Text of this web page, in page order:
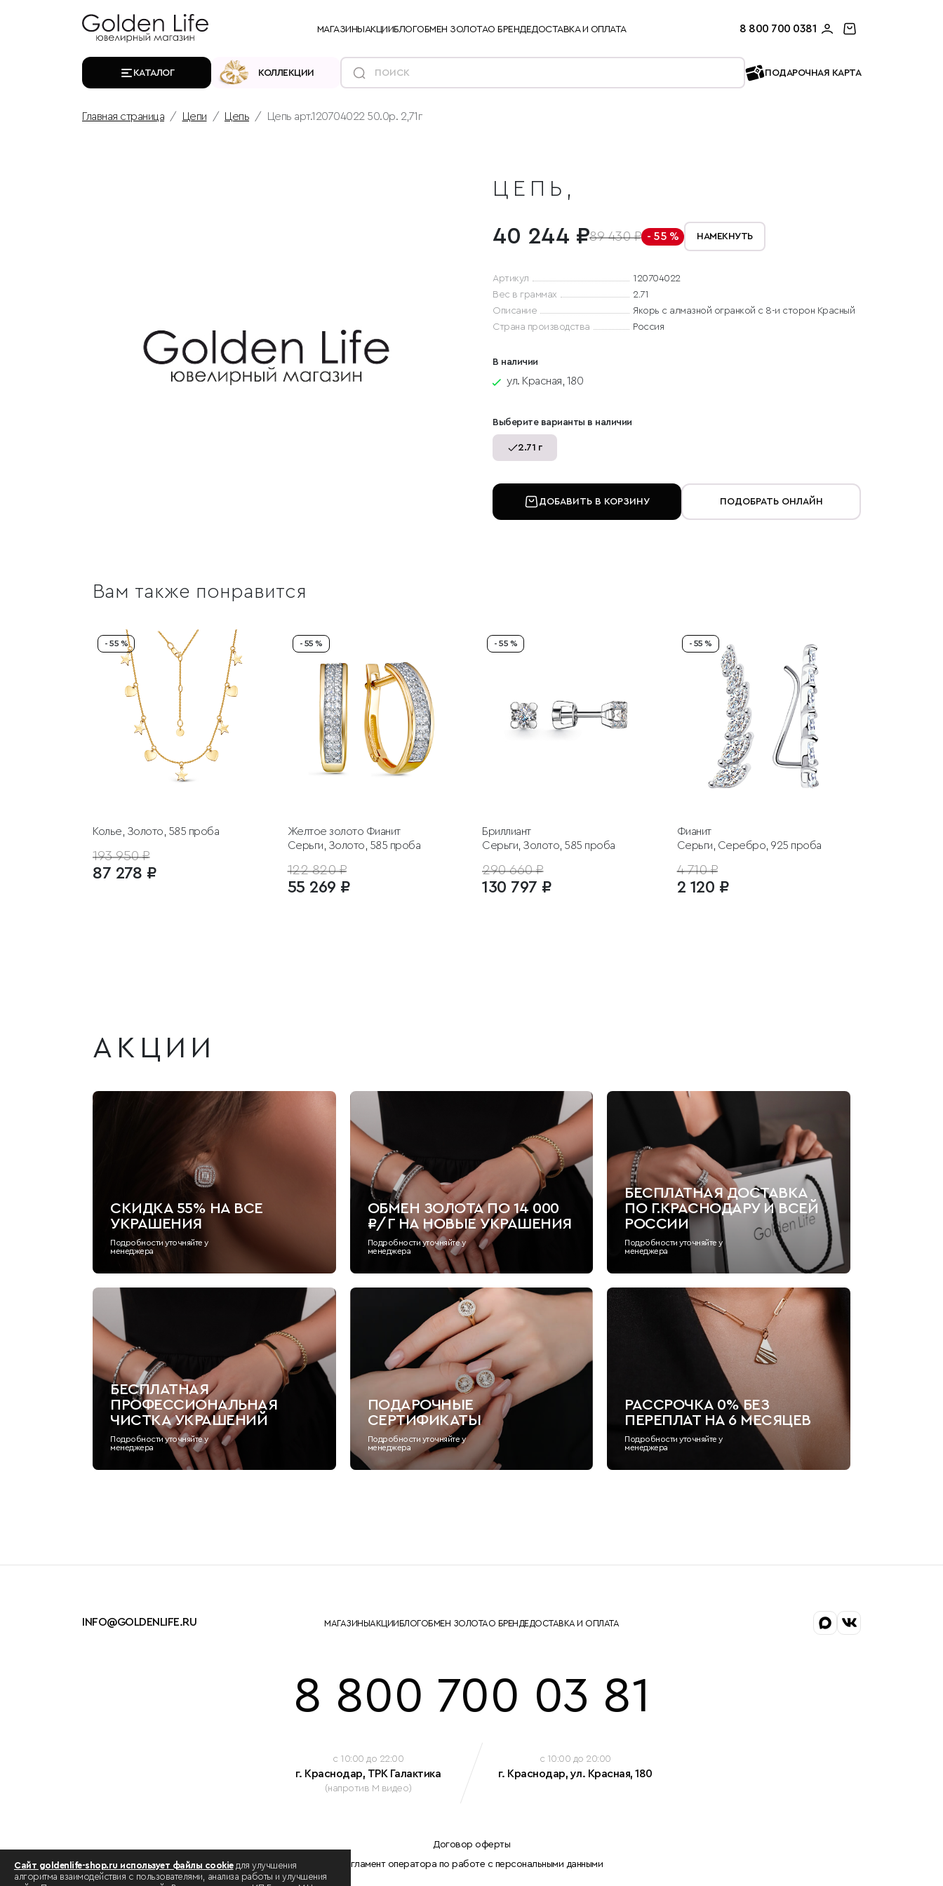
МАГАЗИНЫАКЦИИБЛОГОБМЕН ЗОЛОТАО БРЕНДЕДОСТАВКА И ОПЛАТА 8 800 700 0381
КАТАЛОГ КОЛЛЕКЦИИ ПОДАРОЧНАЯ КАРТА
Главная страница Цепи Цепь Цепь арт.120704022 50.0р. 2,71г
ЦЕПЬ,
40 244 ₽89 430 ₽ - 55 % НАМЕКНУТЬ
Артикул
120704022
Вес в граммах
2.71
Описание
Якорь с алмазной огранкой с 8-и сторон Красный
Страна производства
Россия
В наличии
ул. Красная, 180
Выберите варианты в наличии
2.71 г
ДОБАВИТЬ В КОРЗИНУ ПОДОБРАТЬ ОНЛАЙН
Вам также понравится
- 55 %
Колье, Золото, 585 проба
193 950 ₽
87 278 ₽
- 55 %
Желтое золото Фианит
Серьги, Золото, 585 проба
122 820 ₽
55 269 ₽
- 55 %
Бриллиант
Серьги, Золото, 585 проба
290 660 ₽
130 797 ₽
- 55 %
Фианит
Серьги, Серебро, 925 проба
4 710 ₽
2 120 ₽
АКЦИИ
СКИДКА 55% НА ВСЕ
УКРАШЕНИЯ
Подробности уточняйте у
менеджера
ОБМЕН ЗОЛОТА ПО 14 000
₽/Г НА НОВЫЕ УКРАШЕНИЯ
Подробности уточняйте у
менеджера
БЕСПЛАТНАЯ ДОСТАВКА
ПО Г.КРАСНОДАРУ И ВСЕЙ
РОССИИ
Подробности уточняйте у
менеджера
БЕСПЛАТНАЯ
ПРОФЕССИОНАЛЬНАЯ
ЧИСТКА УКРАШЕНИЙ
Подробности уточняйте у
менеджера
ПОДАРОЧНЫЕ
СЕРТИФИКАТЫ
Подробности уточняйте у
менеджера
РАССРОЧКА 0% БЕЗ
ПЕРЕПЛАТ НА 6 МЕСЯЦЕВ
Подробности уточняйте у
менеджера
INFO@GOLDENLIFE.RU МАГАЗИНЫАКЦИИБЛОГОБМЕН ЗОЛОТАО БРЕНДЕДОСТАВКА И ОПЛАТА
8 800 700 03 81
c 10:00 до 22:00
г. Краснодар, ТРК Галактика
(напротив М видео)
c 10:00 до 20:00
г. Краснодар, ул. Красная, 180
Договор оферты
Регламент оператора по работе с персональными данными
Сайт goldenlife-shop.ru использует файлы cookieдля улучшения
алгоритма взаимодействия с пользователями, анализа работы и улучшения